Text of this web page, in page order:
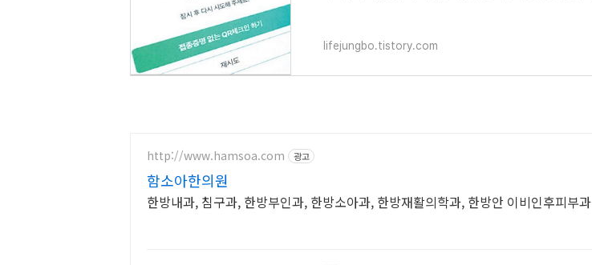
lifejungbo.tistory.com
http://www.hamsoa.com 광고
함소아한의원
한방내과, 침구과, 한방부인과, 한방소아과, 한방재활의학과, 한방안 이비인후피부과